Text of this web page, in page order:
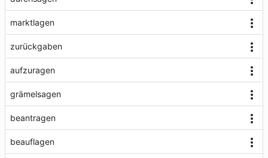
marktlagen
zurückgaben
aufzuragen
grämelsagen
beantragen
beauflagen